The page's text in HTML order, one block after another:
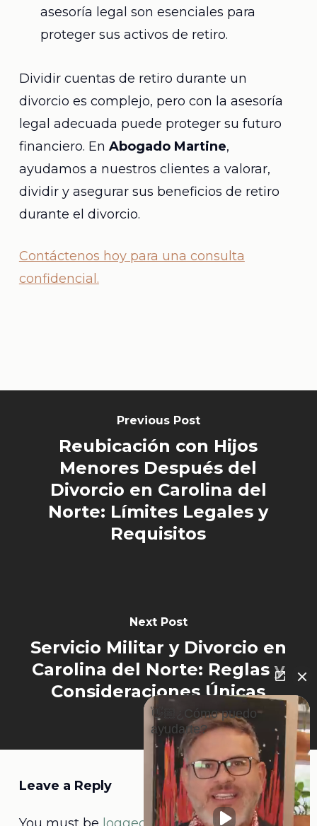
asesoría legal son esenciales para
proteger sus activos de retiro.
Dividir cuentas de retiro durante un
divorcio es complejo, pero con la asesoría
legal adecuada puede proteger su futuro
financiero. En Abogado Martine,
ayudamos a nuestros clientes a valorar,
dividir y asegurar sus beneficios de retiro
durante el divorcio.
Contáctenos hoy para una consulta
confidencial.
Previous Post
Reubicación con Hijos
Menores Después del
Divorcio en Carolina del
Norte: Límites Legales y
Requisitos
Next Post
Servicio Militar y Divorcio en
Carolina del Norte: Reglas y
Consideraciones Únicas
Leave a Reply
You must be logged into post a comment.
👋🏼¿Cómo puedo
ayudarte?